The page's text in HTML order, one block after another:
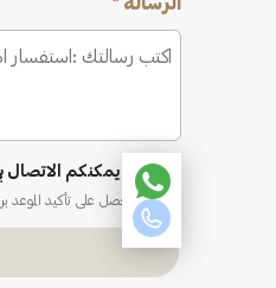
نعم، يمكنكم الاتصال
ستحصل على تأكيد الموعد